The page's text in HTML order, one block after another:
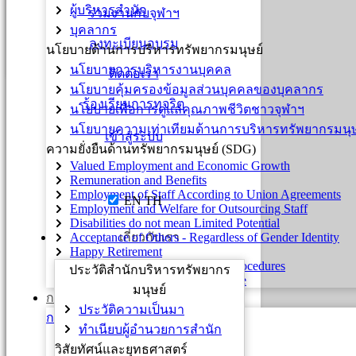
ผู้บริหารสำนัก
บุคลากร
นโยบายด้านการบริหารทรัพยากรมนุษย์
นโยบายการบริหารงานบุคคล
นโยบายคุ้มครองข้อมูลส่วนบุคคลของบุคลากร
นโยบายเพื่อการดูแลคุณภาพชีวิตชาวจุฬาฯ
นโยบายความเท่าเทียมด้านการบริหารทรัพยากรมนุ
ความยั่งยืนด้านทรัพยากรมนุษย์ (SDG)
Valued Employment and Economic Growth
Remuneration and Benefits
Employment of Staff According to Union Agreements
Employment and Welfare for Outsourcing Staff
Disabilities do not mean Limited Potential
Acceptance of Others - Regardless of Gender Identity
Happy Retirement
Right of Appeal and Grievance Procedures
Employment Practices Governance
การสรรหาและบรรจุ
กรอบอัตรากำลัง
การขออนุมัติกรอบอัตรา
ร่วมงานกับจุฬาฯ
ลงทะเบียนอบรม
ติดต่อเรา
ร้องเรียนการทุจริต
เข้าสู่ระบบ
EN TH
เกี่ยวกับเรา
ประวัติสำนักบริหารทรัพยากร
มนุษย์
ประวัติความเป็นมา
ทำเนียบผู้อำนวยการสำนัก
วิสัยทัศน์และยุทธศาสตร์